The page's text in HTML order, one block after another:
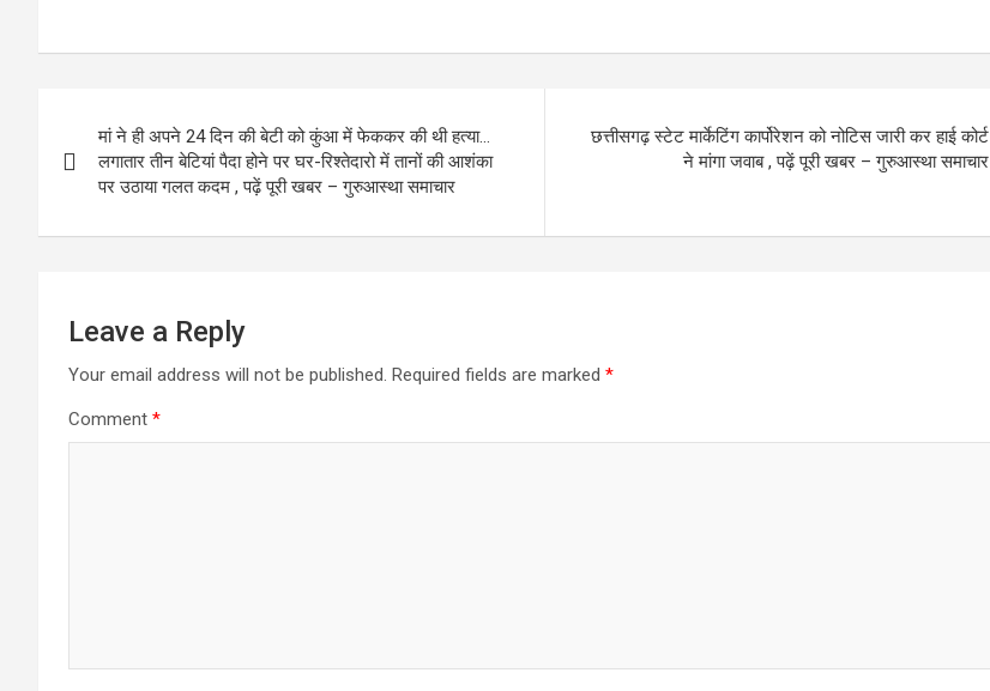
ce
o
o
k
st
d
o
n
ail ar
navigation
मां ने ही अपने 24 दिन की बेटी को कुंआ में फेककर की थी हत्या…
लगातार तीन बेटियां पैदा होने पर घर-रिश्तेदारो में तानों की आशंका
पर उठाया गलत कदम , पढ़ें पूरी खबर – गुरुआस्था समाचार
छत्तीसगढ़ स्टेट मार्केटिंग कार्पोरेशन को नोटिस जारी कर हाई कोर्ट
ने मांगा जवाब , पढ़ें पूरी खबर – गुरुआस्था समाचार
Leave a Reply
Your email address will not be published. Required fields are marked *
Comment *